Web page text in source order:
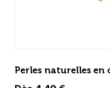
Perles naturelles en